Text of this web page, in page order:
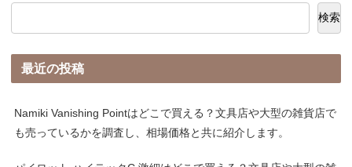
検索
最近の投稿
Namiki Vanishing Pointはどこで買える？文具店や大型の雑貨店で
も売っているかを調査し、相場価格と共に紹介します。